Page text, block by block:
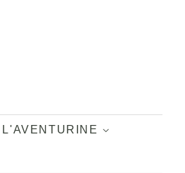
L'AVENTURINE